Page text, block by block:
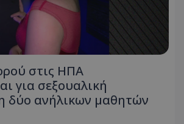
στις ΗΠΑ
για σεξουαλική
δύο ανήλικων μαθητών